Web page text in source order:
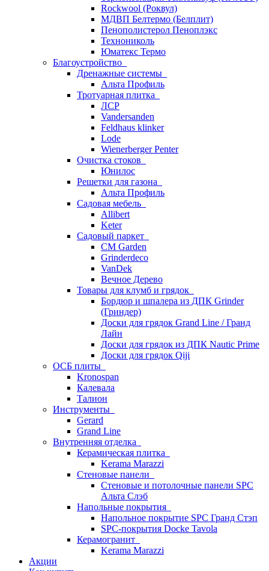
Rockwool (Роквул)
МДВП Белтермо (Белплит)
Пенополистерол Пеноплэкс
Технониколь
Юматекс Термо
Благоустройство
Дренажные системы
Альта Профиль
Тротуарная плитка
ЛСР
Vandersanden
Feldhaus klinker
Lode
Wienerberger Penter
Очистка стоков
Юнилос
Решетки для газона
Альта Профиль
Садовая мебель
Allibert
Keter
Садовый паркет
CM Garden
Grinderdeco
VanDek
Вечное Дерево
Товары для клумб и грядок
Бордюр и шпалера из ДПК Grinder
(Гриндер)
Доски для грядок Grand Line / Гранд
Лайн
Доски для грядок из ДПК Nautic Prime
Доски для грядок Qiji
ОСБ плиты
Kronospan
Калевала
Талион
Инструменты
Gerard
Grand Line
Внутренняя отделка
Керамическая плитка
Kerama Marazzi
Стеновые панели
Стеновые и потолочные панели SPC
Альта Слэб
Напольные покрытия
Напольное покрытие SPC Гранд Стэп
SPC-покрытия Docke Tavola
Керамогранит
Kerama Marazzi
Акции